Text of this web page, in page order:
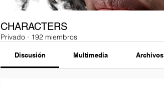
CHARACTERS
Privado · 192 miembros
Discusión Multimedia Archivos